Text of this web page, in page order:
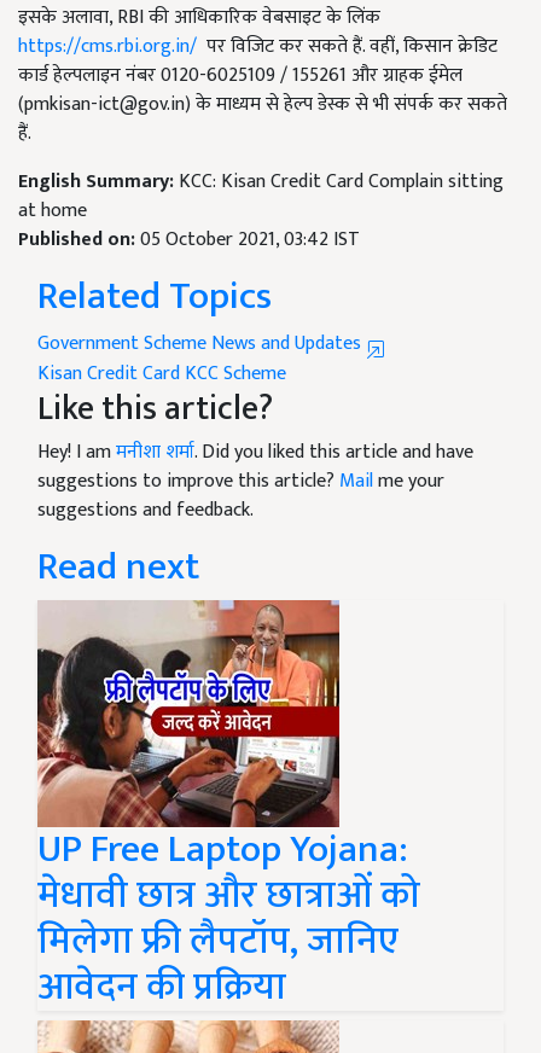
इसके अलावा, RBI की आधिकारिक वेबसाइट के लिंक
https://cms.rbi.org.in/ पर विजिट कर सकते हैं. वहीं, किसान क्रेडिट
कार्ड हेल्पलाइन नंबर 0120-6025109 / 155261 और ग्राहक ईमेल
(pmkisan-ict@gov.in) के माध्यम से हेल्प डेस्क से भी संपर्क कर सकते
हैं.
English Summary:KCC: Kisan Credit Card Complain sitting
at home
Published on:05 October 2021, 03:42 IST
Related Topics
Government Scheme News and Updates
Kisan Credit CardKCC Scheme
Like this article?
Hey! I amमनीशा शर्मा. Did you liked this article and have
suggestions to improve this article? Mailme your
suggestions and feedback.
Read next
UP Free Laptop Yojana:
मेधावी छात्र और छात्राओं को
मिलेगा फ्री लैपटॉप, जानिए
आवेदन की प्रक्रिया